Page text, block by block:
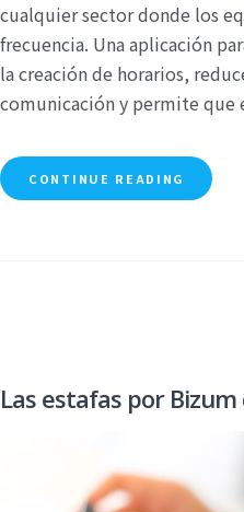
cualquier sector donde los
frecuencia. Una aplicación
la creación de horarios,
comunicación y permite
CONTINUE READING
Las estafas por